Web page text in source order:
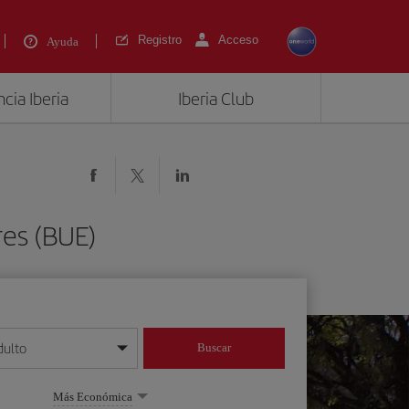
Ayuda Registro Acceso
Iberia Iberia Club
(BUE)
mes/año
Buscar
Más Económica